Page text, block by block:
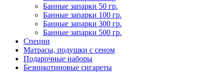
Банные запарки 50 гр.
Банные запарки 100 гр.
Банные запарки 300 гр.
Банные запарки 500 гр.
Специи
Матрасы, подушки с сеном
Подарочные наборы
Безникотиновые сигареты